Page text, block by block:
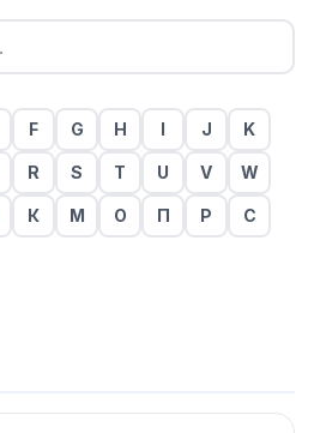
F G H I J K
R S T U V W
К М О П Р С